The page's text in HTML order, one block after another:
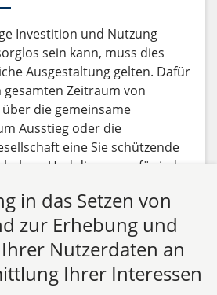
Investition und Nutzung
sein kann, muss dies
Ausgestaltung gelten. Dafür
gesamten Zeitraum von
die gemeinsame
Ausstieg oder die
eine Sie schützende
Und dies muss für jeden
in das Setzen von
zur Erhebung und
Nutzerdaten an
Ihrer Interessen